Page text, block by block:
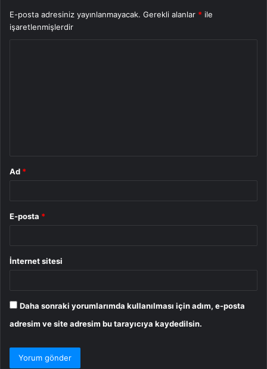
E-posta adresiniz yayınlanmayacak. Gerekli alanlar * ile
işaretlenmişlerdir
Ad *
E-posta *
İnternet sitesi
Daha sonraki yorumlarımda kullanılması için adım, e-posta
adresim ve site adresim bu tarayıcıya kaydedilsin.